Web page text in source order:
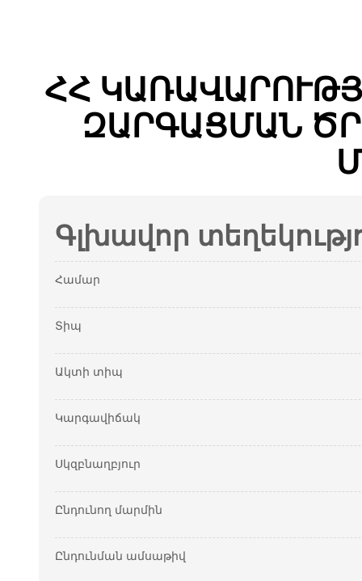
ՀՀ
ԶԱՐԳԱՑՄԱՆ
Գլխավոր
Համար
Տիպ
Ակտի տիպ
Կարգավիճակ
Սկզբնաղբյուր
Ընդունող մարմին
Ընդունման ամսաթիվ